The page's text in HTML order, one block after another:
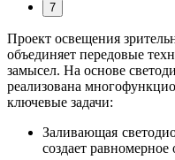
7
Проект освещения
объединяет передовые
замысел. На основе
реализована
ключевые задачи:
Заливающая
создает